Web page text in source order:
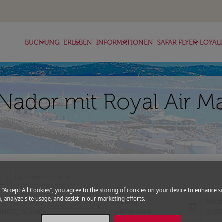
BUCHUNG
keyboard_arrow_down ERLEBEN
keyboard_arrow_down INFORMATIONEN
keyboard_arrow_down SAFAR FLYER-
keyboard_arrow_down
mit Royal Air
Abflug
fc-
“Accept All Cookies”, you agree to the storing of cookies on your device to enhance
analyze site usage, and assist in our marketing efforts.